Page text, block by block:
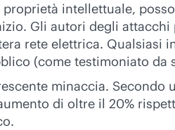
intellettuale,
Gli autori degli
rete elettrica. Qualsiasi
(come testimoniato
minaccia.
di oltre il 20%